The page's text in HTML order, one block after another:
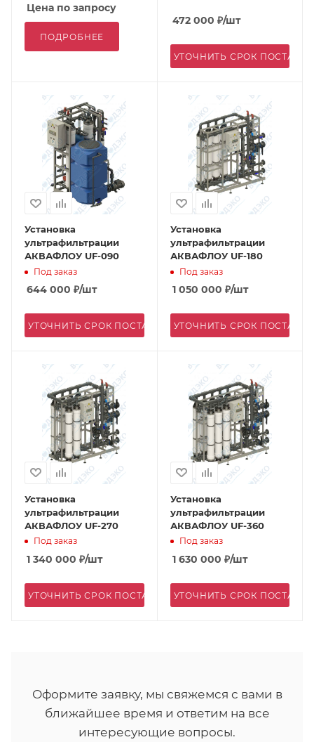
Цена по запросу
ПОДРОБНЕЕ
472 000 ₽/шт
УТОЧНИТЬ СРОК
Установка
ультрафильтрации
АКВАФЛОУ UF-090
Под заказ
644 000 ₽/шт
УТОЧНИТЬ СРОК ПОСТАВКИ
Установка
ультрафильтрации
АКВАФЛОУ UF-180
Под заказ
1 050 000 ₽/шт
УТОЧНИТЬ СРОК
Установка
ультрафильтрации
АКВАФЛОУ UF-270
Под заказ
1 340 000 ₽/шт
УТОЧНИТЬ СРОК ПОСТАВКИ
Установка
ультрафильтрации
АКВАФЛОУ UF-360
Под заказ
1 630 000 ₽/шт
УТОЧНИТЬ СРОК
Оформите заявку, мы свяжемся с вами в
ближайшее время и ответим на все
интересующие вопросы.